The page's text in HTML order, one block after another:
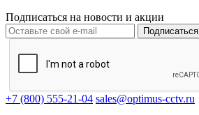
Подписаться на новости и акции
Подписаться
+7 (800) 555-21-04 sales@optimus-cctv.ru